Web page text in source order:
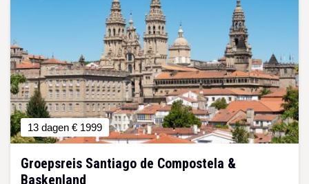
13 dagen € 1999
Groepsreis Santiago de Compostela &
Baskenland